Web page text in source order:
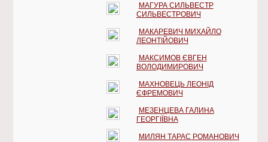
МАГУРА СИЛЬВЕСТР
СИЛЬВЕСТРОВИЧ
МАКАРЕВИЧ МИХАЙЛО
ЛЕОНТІЙОВИЧ
МАКСИМОВ ЄВГЕН
ВОЛОДИМИРОВИЧ
МАХНОВЕЦЬ ЛЕОНІД
ЄФРЕМОВИЧ
МЕЗЕНЦЕВА ГАЛИНА
ГЕОРГІЇВНА
МИЛЯН ТАРАС РОМАНОВИЧ